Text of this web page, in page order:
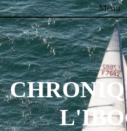
Menu
Skip to content